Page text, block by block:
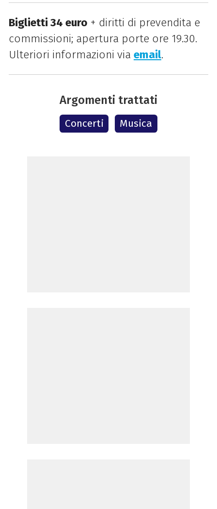
Biglietti 34 euro+ diritti di prevendita e
commissioni; apertura porte ore 19.30.
Ulteriori informazioni via email.
Argomenti trattati
Concerti Musica